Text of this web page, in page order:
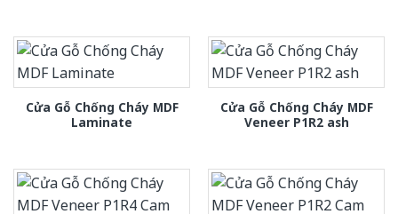
Cửa Gỗ Chống Cháy MDF
Laminate
Cửa Gỗ Chống Cháy MDF
Veneer P1R2 ash